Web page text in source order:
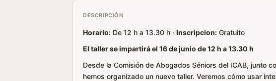
DESCRIPCIÓN
Horario: De 12 h a 13.30 h · Inscripcion: Gratuito
El taller se impartirá el 16 de junio de 12 h a 13.30 h
Desde la Comisión de Abogados Séniors del ICAB, junto
hemos organizado un nuevo taller. Veremos cómo usar